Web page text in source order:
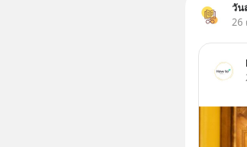
วัน
26